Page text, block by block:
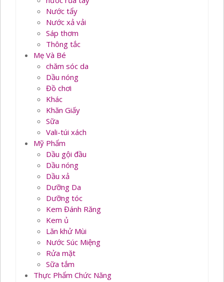
Nước tẩy
Nước xả vải
Sáp thơm
Thông tắc
Mẹ Và Bé
chăm sóc da
Dầu nóng
Đồ chơi
Khác
Khăn Giấy
Sữa
Vali-túi xách
Mỹ Phẩm
Dầu gội đầu
Dầu nóng
Dầu xả
Dưỡng Da
Dưỡng tóc
Kem Đánh Răng
Kem ủ
Lăn khử Mùi
Nước Súc Miệng
Rửa mặt
Sữa tắm
Thực Phẩm Chức Năng